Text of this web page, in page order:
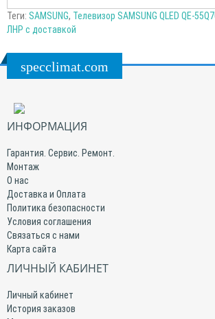
Теги: SAMSUNG, Телевизор SAMSUNG QLED QE-
ЛНР с доставкой
specclimat.com
ИНФОРМАЦИЯ
Гарантия. Сервис. Ремонт.
Монтаж
О нас
Доставка и Оплата
Политика безопасности
Условия соглашения
Связаться с нами
Карта сайта
ЛИЧНЫЙ КАБИНЕТ
Личный кабинет
История заказов